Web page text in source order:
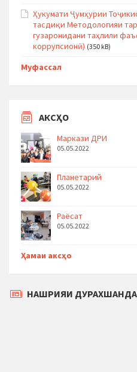
Ҳукумати Ҷумҳурии
тасдиқи Методологияи
гузаронидани таҳлили
коррупсионӣ) (350 kB)
Муфассал
АКСҲО
Маркази ДРИ
05.05.2022
Планетарий
05.05.2022
Раёсат
05.05.2022
Ҳамаи аксҳо
НАШРИЯИ